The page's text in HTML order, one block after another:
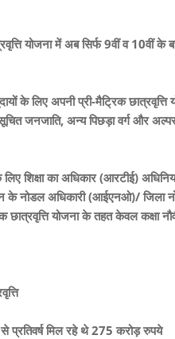
योजना में अब सिर्फ 9वीं व 10वीं के
लिए अपनी प्री-मैट्रिक छात्रवृत्ति
जनजाति, अन्य पिछड़ा वर्ग और
शिक्षा का अधिकार (आरटीई)
के नोडल अधिकारी (आईएनओ)/ जिला
योजना के तहत केवल कक्षा
मिल रहे थे 275 करोड़ रुपये